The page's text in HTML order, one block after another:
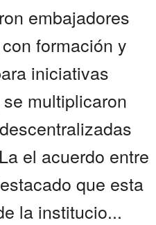
embajadores
formación y
iniciativas
multiplicaron
el acuerdo entre
que esta
la institucio...